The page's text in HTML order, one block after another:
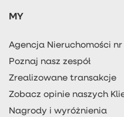
MY
Agencja Nieruchomości nr
Poznaj nasz zespół
Zrealizowane transakcje
Zobacz opinie naszych
Nagrody i wyróżnienia